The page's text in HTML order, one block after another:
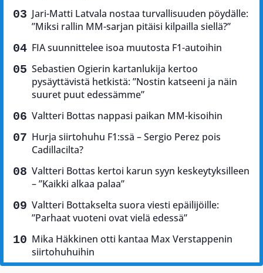
Jari-Matti Latvala nostaa turvallisuuden pöydälle:
”Miksi rallin MM-sarjan pitäisi kilpailla siellä?”
FIA suunnittelee isoa muutosta F1-autoihin
Sebastien Ogierin kartanlukija kertoo
pysäyttävistä hetkistä: ”Nostin katseeni ja näin
suuret puut edessämme”
Valtteri Bottas nappasi paikan MM-kisoihin
Hurja siirtohuhu F1:ssä – Sergio Perez pois
Cadillacilta?
Valtteri Bottas kertoi karun syyn keskeytyksilleen
– ”Kaikki alkaa palaa”
Valtteri Bottakselta suora viesti epäilijöille:
”Parhaat vuoteni ovat vielä edessä”
Mika Häkkinen otti kantaa Max Verstappenin
siirtohuhuihin